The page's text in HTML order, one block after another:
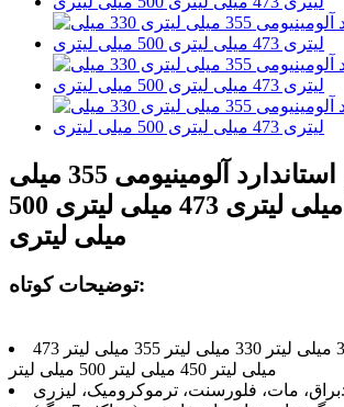
بسته بندی استاندارد آلومینیومی 355 میلی
لیتری 330 میلی لیتری 473 میلی لیتری 500
میلی لیتری
توضیحات کوتاه:
310 میلی لیتر 330 میلی لیتر 355 میلی لیتر 473
میلی لیتر 450 میلی لیتر 500 میلی لیتر
براق، مات، فلورسنت، ترموکرومیک، لیزری